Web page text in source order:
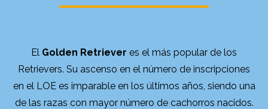
El Golden Retriever es el más popular de los
Retrievers. Su ascenso en el número de inscripciones
en el LOE es imparable en los últimos años, siendo una
de las razas con mayor número de cachorros nacidos.